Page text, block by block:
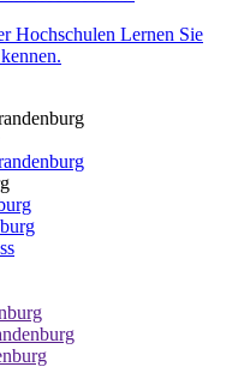
Hochschulen Lernen Sie